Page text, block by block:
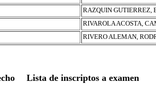
RAZQUIN GUTIERREZ,
RIVAROLA ACOSTA,
RIVERO ALEMAN,
Lista de inscriptos a examen